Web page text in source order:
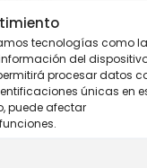
tecnologías como
del
procesar datos
únicas en
puede afectar
ética,
la comunidad y
uso
del
verde.